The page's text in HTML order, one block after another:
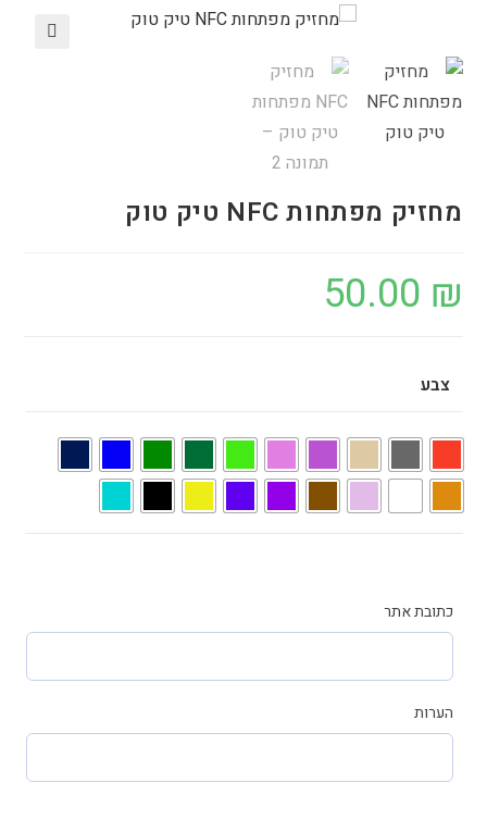
מחזיק מפתחות NFC טיק טוק
50.00 ₪
צבע
כתובת אתר
הערות